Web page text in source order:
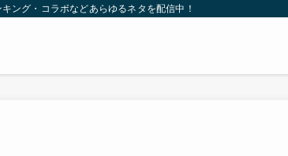
ング・コラボなどあらゆるネタを配信中！